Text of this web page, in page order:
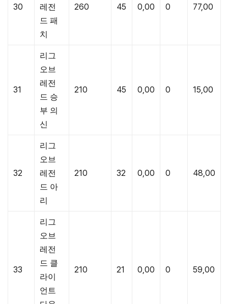
30
레전
드 패
치
260 45 0,00 0 77,00
31
리그
오브
레전
드 승
부 의
신
210 45 0,00 0 15,00
32
리그
오브
레전
드 아
리
210 32 0,00 0 48,00
33
리그
오브
레전
드 클
라이
언트
210 21 0,00 0 59,00